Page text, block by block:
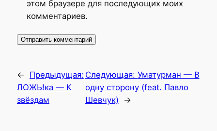
этом браузере для последующих моих
комментариев.
←
Предыдущая:
ЛОЖЬ!ка — К
звёздам
Следующая: Уматурман — В
одну сторону (feat. Павло
Шевчук)
→